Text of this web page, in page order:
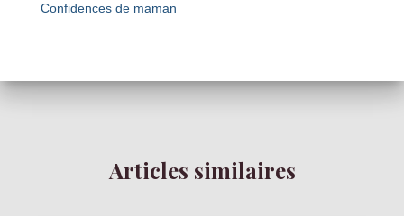
Confidences de maman
Articles similaires